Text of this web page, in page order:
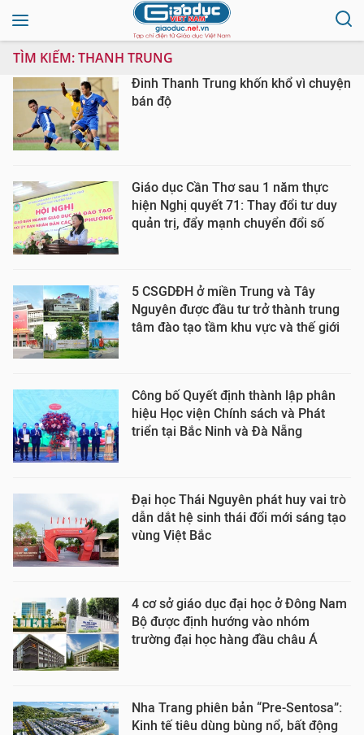
TÌM KIẾM:THANH TRUNG
Đinh Thanh Trung khốn khổ vì chuyện
bán độ
Giáo dục Cần Thơ sau 1 năm thực
hiện Nghị quyết 71: Thay đổi tư duy
quản trị, đẩy mạnh chuyển đổi số
5 CSGDĐH ở miền Trung và Tây
Nguyên được đầu tư trở thành trung
tâm đào tạo tầm khu vực và thế giới
Công bố Quyết định thành lập phân
hiệu Học viện Chính sách và Phát
triển tại Bắc Ninh và Đà Nẵng
Đại học Thái Nguyên phát huy vai trò
dẫn dắt hệ sinh thái đổi mới sáng tạo
vùng Việt Bắc
4 cơ sở giáo dục đại học ở Đông Nam
Bộ được định hướng vào nhóm
trường đại học hàng đầu châu Á
Nha Trang phiên bản “Pre-Sentosa”:
Kinh tế tiêu dùng bùng nổ, bất động